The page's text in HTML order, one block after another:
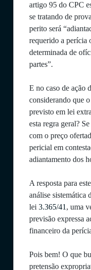
artigo 95 do CPC
se tratando de
perito será
requerido a perícia
determinada de
partes”.
E no caso de ação
considerando que
previsto em lei
esta regra geral?
com o preço
pericial em
adiantamento dos
A resposta para
análise sistemática
lei 3.365/41 , uma
previsão expressa
financeiro da
Pois bem! O que
pretensão